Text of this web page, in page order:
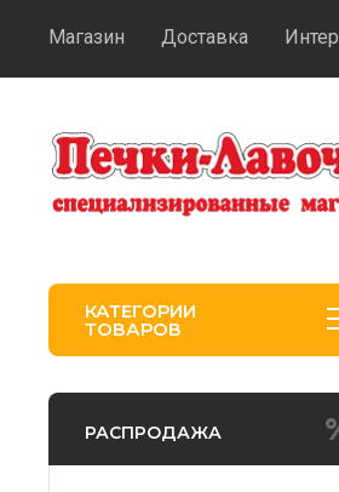
Магазин Доставка
КАТЕГОРИИ
ТОВАРОВ
РАСПРОДАЖА